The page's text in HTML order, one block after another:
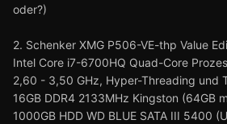
oder?)
2. Schenker XMG P506-VE-thp Value
Intel Core i7-6700HQ Quad-Core
2,60 - 3,50 GHz, Hyper-Threading und
16GB DDR4 2133MHz Kingston (64GB
1000GB HDD WD BLUE SATA III 5400